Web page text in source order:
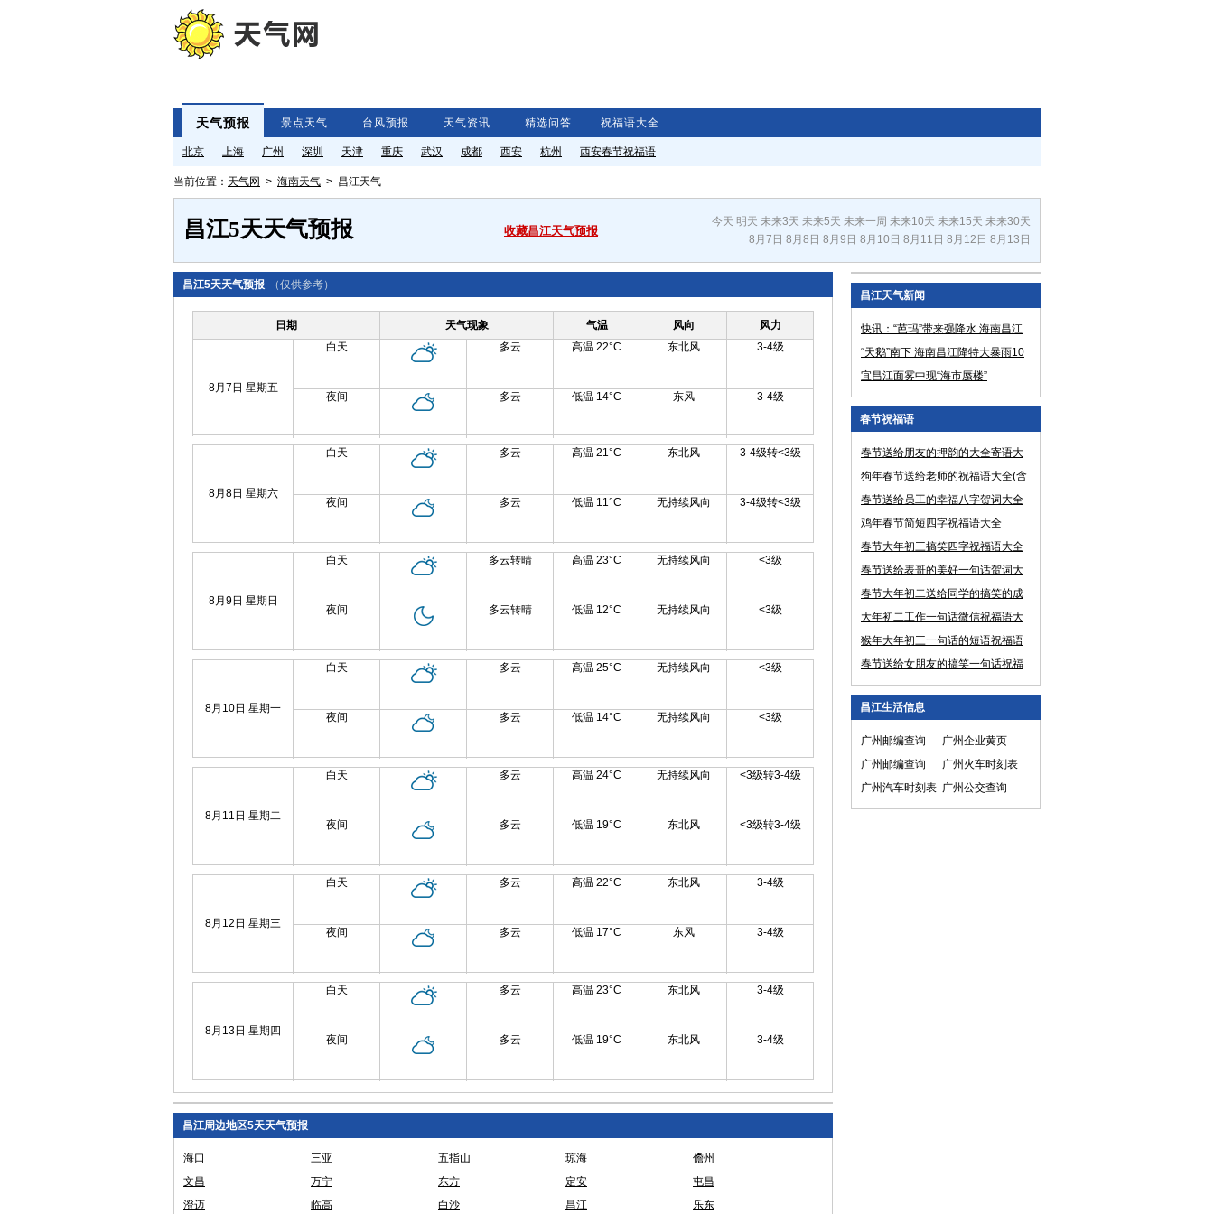
天气预报 景点天气 台风预报 天气资讯 精选问答 祝福语大全
北京 上海 广州 深圳 天津 重庆 武汉 成都 西安 杭州 西安春节祝福语
当前位置： 天气网 > 海南天气 > 昌江天气
昌江5天天气预报 收藏昌江天气预报
今天 明天 未来3天 未来5天 未来一周 未来10天 未来15天 未来30天
8月7日 8月8日 8月9日 8月10日 8月11日 8月12日 8月13日
昌江5天天气预报 （仅供参考）
日期 天气现象 气温 风向 风力
8月7日 星期五
白天 多云 高温 22°C 东北风 3-4级
夜间 多云 低温 14°C 东风 3-4级
8月8日 星期六
白天 多云 高温 21°C 东北风 3-4级转<3级
夜间 多云 低温 11°C 无持续风向 3-4级转<3级
8月9日 星期日
白天 多云转晴 高温 23°C 无持续风向 <3级
夜间 多云转晴 低温 12°C 无持续风向 <3级
8月10日 星期一
白天 多云 高温 25°C 无持续风向 <3级
夜间 多云 低温 14°C 无持续风向 <3级
8月11日 星期二
白天 多云 高温 24°C 无持续风向 <3级转3-4级
夜间 多云 低温 19°C 东北风 <3级转3-4级
8月12日 星期三
白天 多云 高温 22°C 东北风 3-4级
夜间 多云 低温 17°C 东风 3-4级
8月13日 星期四
白天 多云 高温 23°C 东北风 3-4级
夜间 多云 低温 19°C 东北风 3-4级
昌江周边地区5天天气预报
海口 三亚 五指山 琼海
儋州
文昌
万宁 东方 定安
屯昌
澄迈
临高 白沙 昌江
乐东
昌江天气新闻
快讯：“芭玛”带来强降水 海南昌江
大暴雨
“天鹅”南下 海南昌江降特大暴雨10
万人受灾
宜昌江面雾中现“海市蜃楼”
春节祝福语
春节送给朋友的押韵的大全寄语大
全
狗年春节送给老师的祝福语大全(含
贺词、寄语等)
春节送给员工的幸福八字贺词大全
鸡年春节简短四字祝福语大全
春节大年初三搞笑四字祝福语大全
春节送给表哥的美好一句话贺词大
全
春节大年初二送给同学的搞笑的成
语祝福语大全
大年初二工作一句话微信祝福语大
全(含贺词、寄语等)
猴年大年初三一句话的短语祝福语
大全(含贺词、寄语等)
春节送给女朋友的搞笑一句话祝福
语大全
昌江生活信息
广州邮编查询
广州企业黄页
广州邮编查询
广州火车时刻表
广州汽车时刻表 广州公交查询